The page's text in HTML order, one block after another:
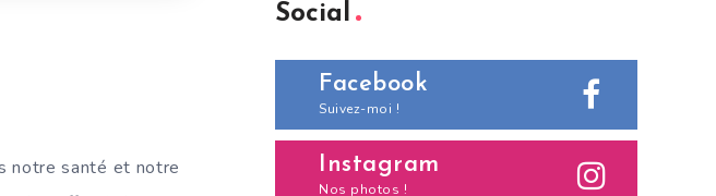
notre santé et notre
Social
Facebook
Suivez-moi !
Instagram
Nos photos !